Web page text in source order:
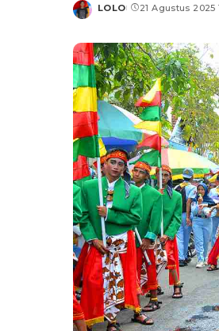
Posted
LOLO 21 Agustus 2025